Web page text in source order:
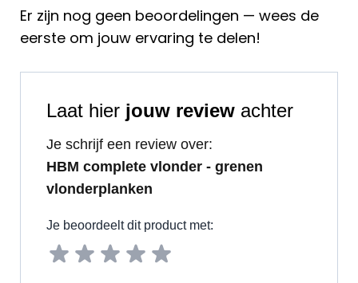
Er zijn nog geen beoordelingen — wees de
eerste om jouw ervaring te delen!
Laat hier jouw review achter
Je schrijf een review over:
HBM complete vlonder - grenen
vlonderplanken
Je beoordeelt dit product met: